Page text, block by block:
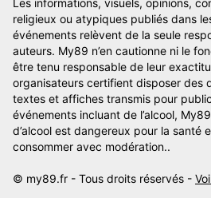
Les informations, visuels, opinions,
religieux ou atypiques publiés dans
événements relèvent de la seule
auteurs. My89 n’en cautionne ni le
être tenu responsable de leur
organisateurs certifient disposer des
textes et affiches transmis pour
événements incluant de l’alcool,
d’alcool est dangereux pour la santé
consommer avec modération..
© my89.fr - Tous droits réservés -